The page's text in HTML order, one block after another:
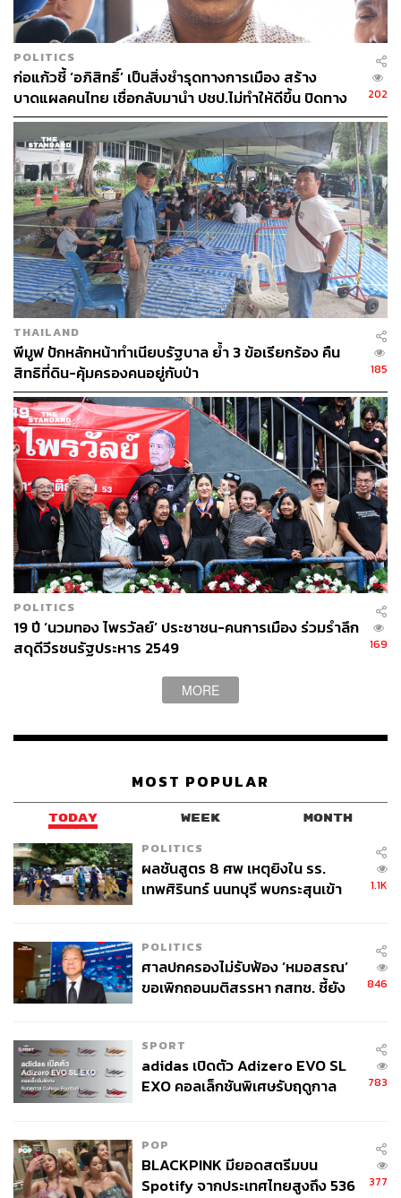
ABOUT THE AUTHOR
THE STANDARD TEAM
กองบรรณาธิการ THE STANDARD
POLITICS
ก่อแก้วชี้ ‘อภิสิทธิ์’ เป็นสิ่งชำรุดทางการเมือง สร้าง
บาดแผลคนไทย เชื่อกลับมานำ ปชป.ไม่ทำให้ดีขึ้น ปิดทาง
ร่วมงานกับเพื่อไทย
202
THAILAND
พีมูฟ ปักหลักหน้าทำเนียบรัฐบาล ย้ำ 3 ข้อเรียกร้อง คืน
สิทธิที่ดิน-คุ้มครองคนอยู่กับป่า
185
POLITICS
19 ปี ‘นวมทอง ไพรวัลย์’ ประชาชน-คนการเมือง ร่วมรำลึก
สดุดีวีรชนรัฐประหาร 2549
169
MORE
MOST POPULAR
TODAY WEEK MONTH
POLITICS
ผลชันสูตร 8 ศพ เหตุยิงใน รร.
เทพศิรินทร์ นนทบุรี พบกระสุนเข้า
1.1K
POLITICS
ศาลปกครองไม่รับฟ้อง ‘หมอสรณ’
ขอเพิกถอนมติสรรหา กสทช. ชี้ยัง
846
SPORT
adidas เปิดตัว Adizero EVO SL
EXO คอลเล็กชันพิเศษรับฤดูกาล
783
POP
BLACKPINK มียอดสตรีมบน
Spotify จากประเทศไทยสูงถึง 536
377